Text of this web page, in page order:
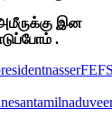
இன
.
tamilnadu